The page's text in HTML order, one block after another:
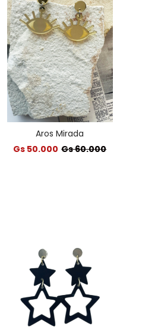
Aros Mirada
Gs 50.000 Gs 60.000